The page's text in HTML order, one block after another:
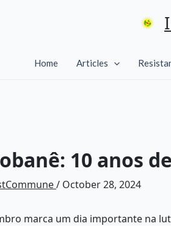
Home Articles
10 anos
/ October 28, 2024
marca um dia importante na